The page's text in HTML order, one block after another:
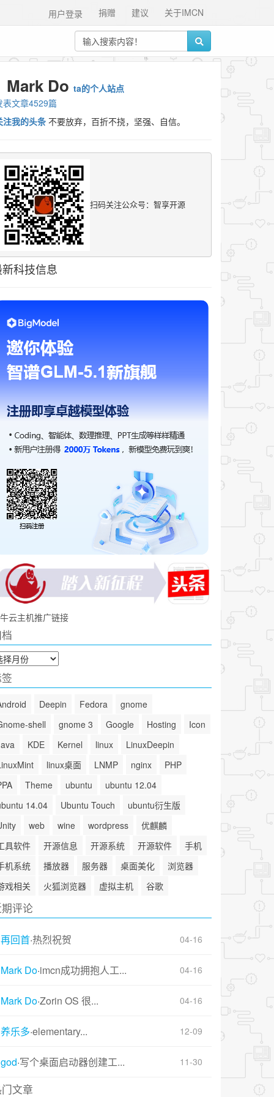
关于IMCN
建议
捐赠
用户登录
Mark Do ta的个人站点
表文章4529篇
注我的头条 不要放弃，百折不挠，坚强、自信。
扫码关注公众号：智享开源
科技信息
云主机推广链接
Deepin Fedora
gnome
shell
gnome 3 Google Hosting
Icon
KDE Kernel linux
LinuxDeepin
linux桌面 LNMP nginx
PHP
Theme ubuntu
ubuntu 12.04
14.04
Ubuntu Touch
ubuntu衍生版
web wine wordpress
优麒麟
具软件
开源信息 开源系统 开源软件
手机
机系统
播放器 服务器 桌面美化
浏览器
戏相关
火狐浏览器 虚拟主机 谷歌
评论
再回首·热烈祝贺 04-16
Mark Do·imcn成功拥抱人工... 04-16
Mark Do·Zorin OS 很... 04-16
养乐多·elementary... 12-09
god·写个桌面启动器创建工... 11-30
文章